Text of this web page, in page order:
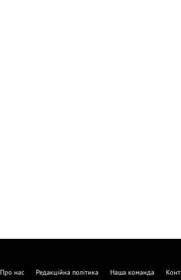
Про нас Редакційна політика Наша команда